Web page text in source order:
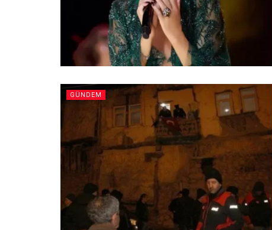
GÜNDEM